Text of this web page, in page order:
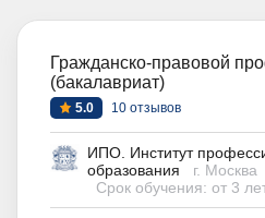
Гражданско-правовой
(бакалавриат)
5.0 10 отзывов
ИПО. Институт
образования
г. Москва
Срок обучения: от 3